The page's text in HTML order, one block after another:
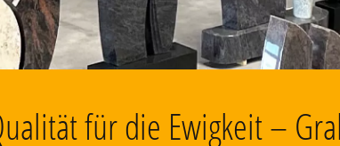
für die Ewigkeit –